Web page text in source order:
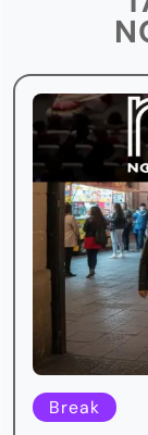
Break